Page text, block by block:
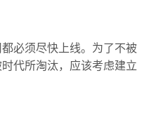
必须尽快上线。为了不被
代所淘汰，应该考虑建立